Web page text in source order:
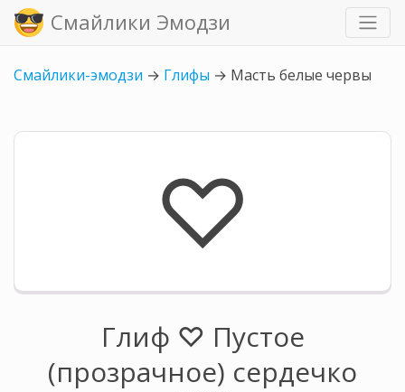
Смайлики Эмодзи
Смайлики-эмодзи → Глифы → Масть белые червы
♡
Глиф ♡ Пустое
(прозрачное) сердечко